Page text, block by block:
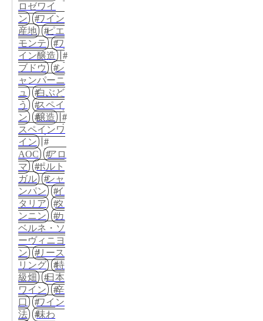
ロゼワイ
ン
ワイン
産地
ピエ
モンテ
ワ
イン醸造
ブドウ
シ
ャンパーニ
ュ
白ぶど
う
スペイ
ン
醸造
スペインワ
イン
AOC
アロ
マ
ポルト
ガル
シャ
ンパン
イ
タリア
タ
ンニン
カ
ベルネ・ソ
ーヴィニヨ
ン
リース
リング
特
級畑
日本
ワイン
辛
口
ワイン
法
味わ